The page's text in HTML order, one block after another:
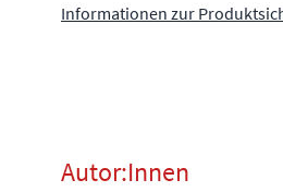
Informationen zur
Autor:Innen